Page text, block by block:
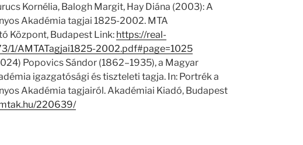
Kornélia, Balogh Margit, Hay Diána (2003): A
Akadémia tagjai 1825-2002. MTA
Központ, Budapest Link: https://real-
1/AMTATagjai1825-2002.pdf#page=1025
Popovics Sándor (1862–1935), a Magyar
igazgatósági és tiszteleti tagja. In: Portrék a
Akadémia tagjairól. Akadémiai Kiadó, Budapest
220639/